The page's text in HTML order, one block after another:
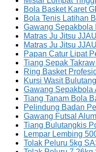
Bola Basket Karet
Bola Tenis Latihan
Gawang Sepakbola
Matras Ju Jitsu
Matras Ju Jitsu
Papan Catur Lipat
Tiang Sepak
Ring Basket
Kursi Wasit
Gawang Sepakbola
Tiang Tanam Bola
Pelindung Badan
Gawang Futsal
Tiang Bulutangkis
Lempar Lembing
Tolak Peluru 5kg